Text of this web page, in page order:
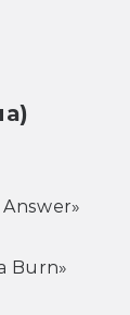
Burn»